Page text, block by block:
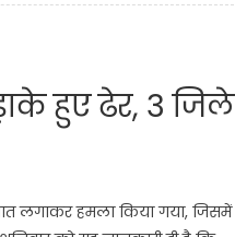
हुए ढेर, 3 जिले
लगाकर हमला किया गया, जिसमें